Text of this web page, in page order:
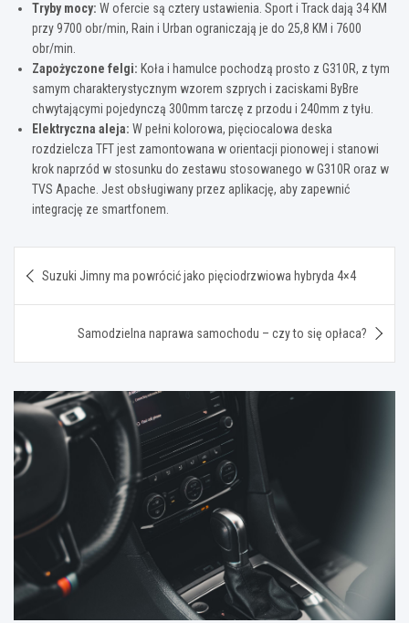
Tryby mocy: W ofercie są cztery ustawienia. Sport i Track dają 34 KM
przy 9700 obr/min, Rain i Urban ograniczają je do 25,8 KM i 7600
obr/min.
Zapożyczone felgi: Koła i hamulce pochodzą prosto z G310R, z tym
samym charakterystycznym wzorem szprych i zaciskami ByBre
chwytającymi pojedynczą 300mm tarczę z przodu i 240mm z tyłu.
Elektryczna aleja: W pełni kolorowa, pięciocalowa deska
rozdzielcza TFT jest zamontowana w orientacji pionowej i stanowi
krok naprzód w stosunku do zestawu stosowanego w G310R oraz w
TVS Apache. Jest obsługiwany przez aplikację, aby zapewnić
integrację ze smartfonem.
wpisu
Suzuki Jimny ma powrócić jako pięciodrzwiowa hybryda 4×4
Samodzielna naprawa samochodu – czy to się opłaca?